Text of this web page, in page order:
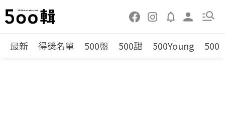
最新 得獎名單 500盤 500甜 500Young 500